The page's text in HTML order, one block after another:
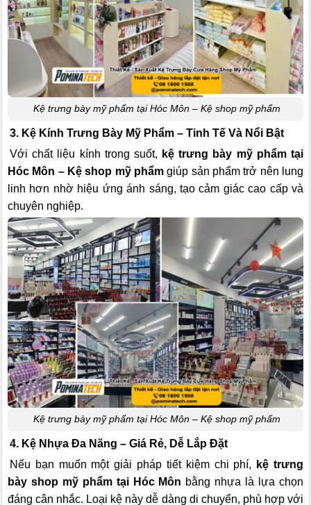
Kệ trưng bày mỹ phẩm tại Hóc Môn – Kệ shop mỹ phẩm
3. Kệ Kính Trưng Bày Mỹ Phẩm – Tinh Tế Và Nổi Bật
Với chất liệu kính trong suốt, kệ trưng bày mỹ phẩm tại
Hóc Môn – Kệ shop mỹ phẩm giúp sản phẩm trở nên lung
linh hơn nhờ hiệu ứng ánh sáng, tạo cảm giác cao cấp và
chuyên nghiệp.
Kệ trưng bày mỹ phẩm tại Hóc Môn – Kệ shop mỹ phẩm
4. Kệ Nhựa Đa Năng – Giá Rẻ, Dễ Lắp Đặt
Nếu bạn muốn một giải pháp tiết kiệm chi phí,
kệ trưng
bày shop mỹ phẩm tại Hóc Môn bằng nhựa là lựa chọn
đáng cân nhắc. Loại kệ này dễ dàng di chuyển, phù hợp với